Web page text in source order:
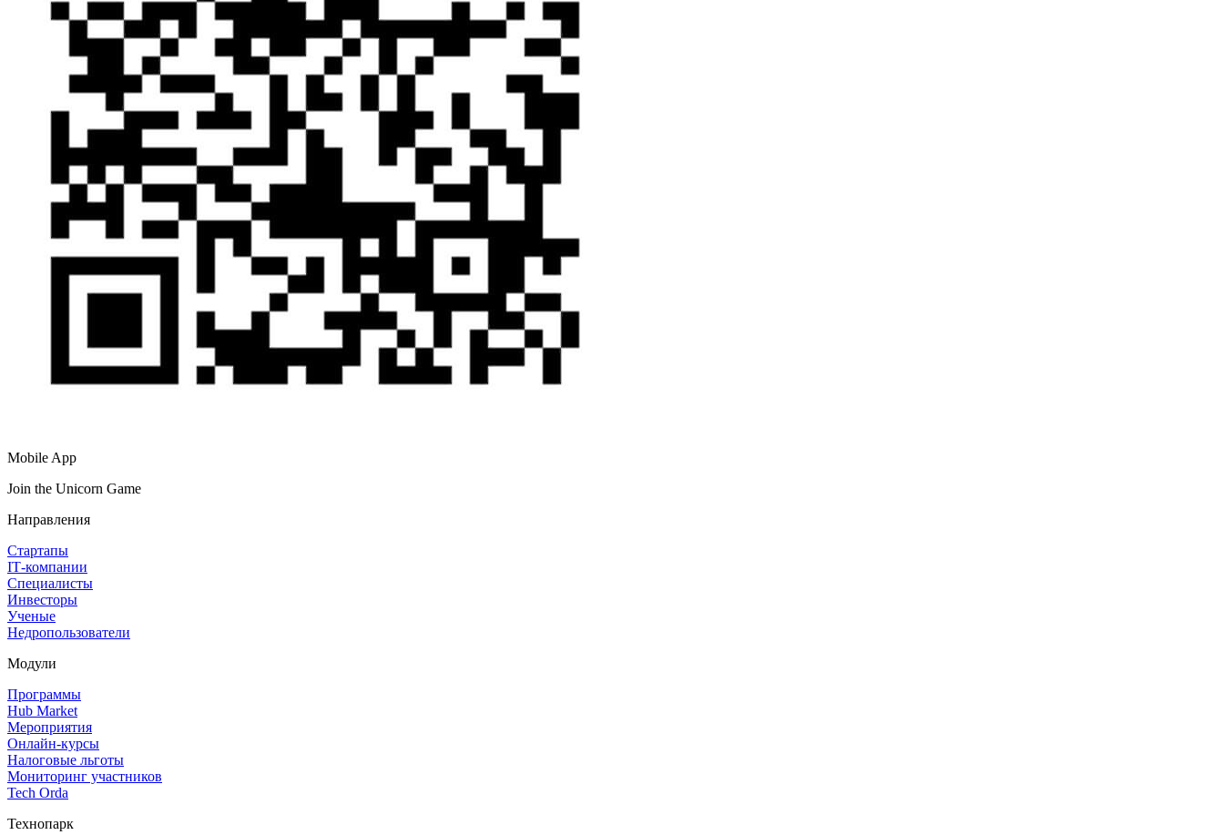
Mobile App
Join the Unicorn Game
Направления
Стартапы
IT‑компании
Специалисты
Инвесторы
Ученые
Недропользователи
Модули
Программы
Hub Market
Мероприятия
Онлайн‑курсы
Налоговые льготы
Мониторинг участников
Tech Orda
Технопарк